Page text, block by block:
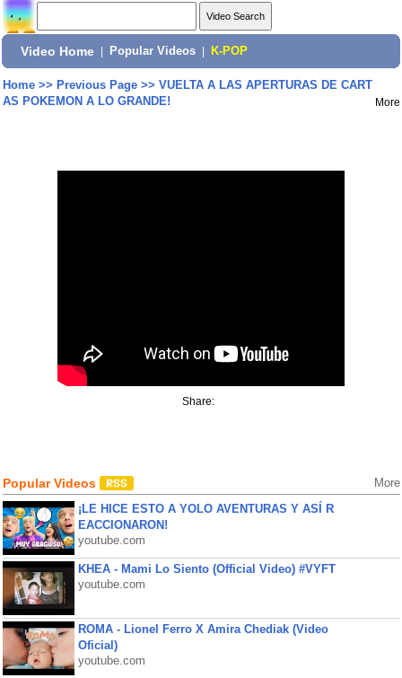
Video Home Popular Videos K-POP
Home>> Previous Page>> VUELTA A LAS APERTURAS DE CART
AS POKEMON A LO GRANDE!
More
Share:
Popular Videos More
¡LE HICE ESTO A YOLO AVENTURAS Y ASÍ R
EACCIONARON!
youtube.com
KHEA - Mami Lo Siento (Official Video) #VYFT
youtube.com
ROMA - Lionel Ferro X Amira Chediak (Video
Oficial)
youtube.com